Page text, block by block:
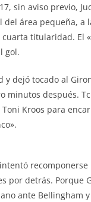
sin aviso previo,
área pequeña, a
titularidad. El
gol.
dejó tocado al
minutos después.
Kroos para
por detrás. Porque
ante Bellingham